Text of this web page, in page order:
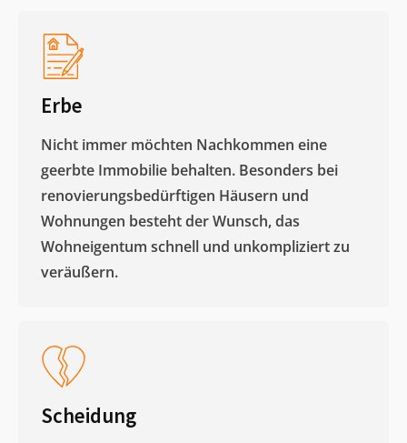
Erbe
Nicht immer möchten Nachkommen eine
geerbte Immobilie behalten. Besonders bei
renovierungsbedürftigen Häusern und
Wohnungen besteht der Wunsch, das
Wohneigentum schnell und unkompliziert zu
veräußern. ​
Scheidung